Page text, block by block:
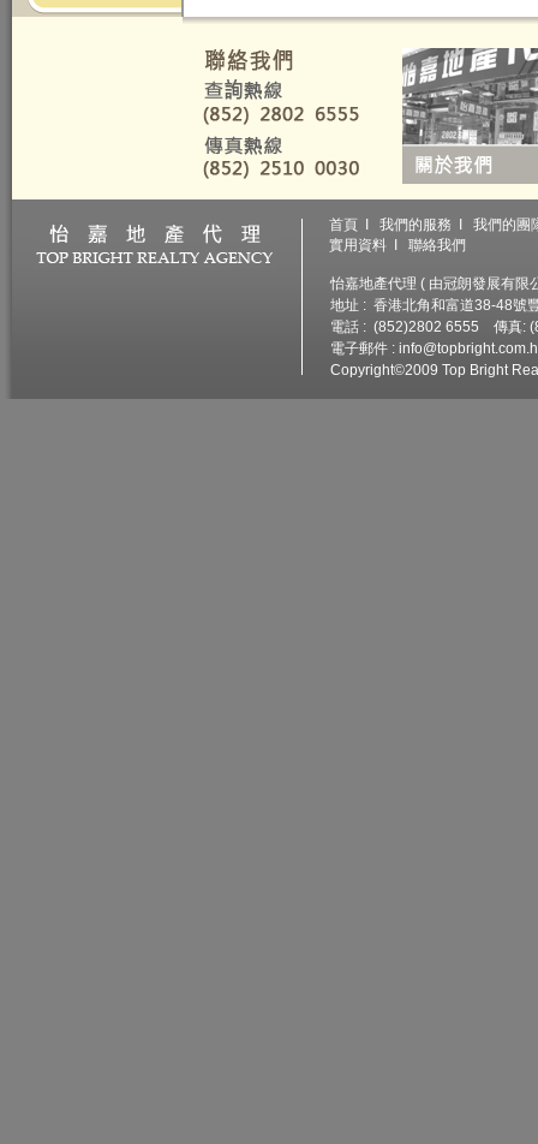
首頁 我們的服務
我們的團
實用資料
聯絡我們
怡嘉地產代理 ( 由冠朗發展有
地址 : 香港北角和富道38-48號
電話 : (852)2802 6555 傳真:
電子郵件 :
Copyright©2009 Top Bright